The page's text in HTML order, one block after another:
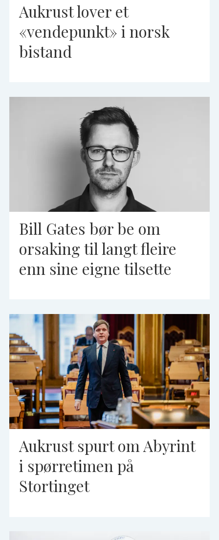
Aukrust lover et
«vendepunkt» i norsk
bistand
Bill Gates bør be om
orsaking til langt fleire
enn sine eigne tilsette
Aukrust spurt om Abyrint
i spørretimen på
Stortinget